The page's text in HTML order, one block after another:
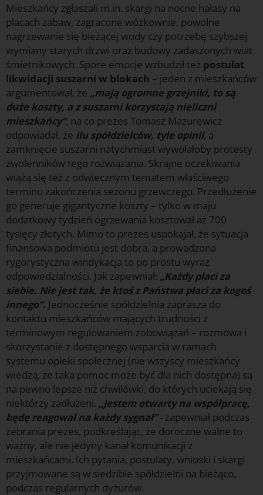
Mieszkańcy zgłaszali m.in. skargi na nocne hałasy na
placach zabaw, zagracone wózkownie, powolne
nagrzewanie się bieżącej wody czy potrzebę szybszej
wymiany starych drzwi oraz budowy zadaszonych wiat
śmietnikowych. Spore emocje wzbudził też postulat
likwidacji suszarni w blokach – jeden z mieszkańców
argumentował, że „mają ogromne grzejniki, to są
duże koszty, a z suszarni korzystają nieliczni
mieszkańcy”, na co prezes Tomasz Mazurewicz
odpowiadał, że ilu spółdzielców, tyle opinii, a
zamknięcie suszarni natychmiast wywołałoby protesty
zwolenników tego rozwiązania. Skrajne oczekiwania
wiążą się też z odwiecznym tematem właściwego
terminu zakończenia sezonu grzewczego. Przedłużenie
go generuje gigantyczne koszty – tylko w maju
dodatkowy tydzień ogrzewania kosztował aż 700
tysięcy złotych. Mimo to prezes uspokajał, że sytuacja
finansowa podmiotu jest dobra, a prowadzona
rygorystyczna windykacja to po prostu wyraz
odpowiedzialności. Jak zapewniał: „Każdy płaci za
siebie. Nie jest tak, że ktoś z Państwa płaci za kogoś
innego”. Jednocześnie spółdzielnia zaprasza do
kontaktu mieszkańców mających trudności z
terminowym regulowaniem zobowiązań – rozmowa i
skorzystanie z dostępnego wsparcia w ramach
systemu opieki społecznej (nie wszyscy mieszkańcy
wiedzą, że taka pomoc może być dla nich dostępna) są
na pewno lepsze niż chwilówki, do których uciekają się
niektórzy zadłużeni. „Jestem otwarty na współpracę,
będę reagował na każdy sygnał”- zapewniał podczas
zebrania prezes, podkreślając, że doroczne walne to
ważny, ale nie jedyny kanał komunikacji z
mieszkańcami. Ich pytania, postulaty, wnioski i skargi
przyjmowane są w siedzibie spółdzielni na bieżąco,
podczas regularnych dyżurów.